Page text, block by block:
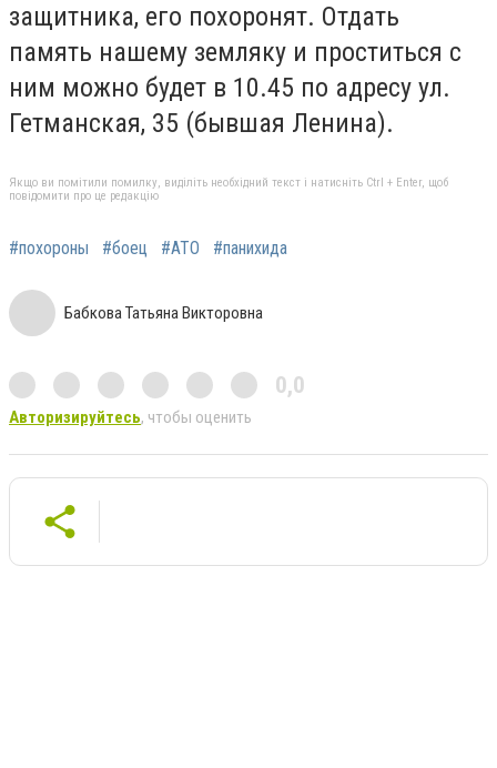
защитника, его похоронят. Отдать
память нашему земляку и проститься с
ним можно будет в 10.45 по адресу ул.
Гетманская, 35 (бывшая Ленина).
Якщо ви помітили помилку, виділіть необхідний текст і натисніть Ctrl + Enter, щоб
повідомити про це редакцію
#похороны #боец #АТО #панихида
Бабкова Татьяна Викторовна
0,0
Авторизируйтесь, чтобы оценить